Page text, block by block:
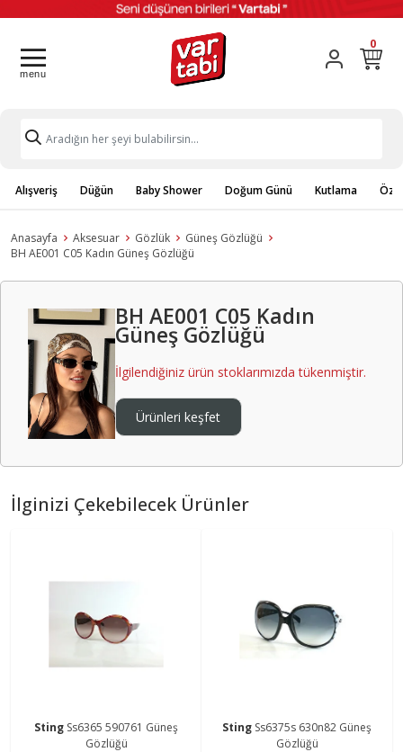
0
Alışveriş Düğün Baby Shower Doğum Günü Kutlama
Anasayfa Aksesuar Gözlük
Güneş Gözlüğü
BH AE001 C05 Kadın Güneş Gözlüğü
BH AE001 C05 Kadın
Güneş Gözlüğü
İlgilendiğiniz ürün stoklarımızda tükenmiştir.
Ürünleri keşfet
İlginizi Çekebilecek Ürünler
Sting Ss6365 590761 Güneş
Gözlüğü
Sting Ss6375s 630n82 Güneş
Gözlüğü